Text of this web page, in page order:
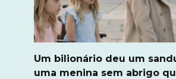
Um bilionário deu um
uma menina sem abrigo